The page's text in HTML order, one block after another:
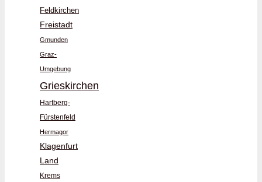
Feldkirchen
Freistadt
Gmunden
Graz-
Umgebung
Grieskirchen
Hartberg-
Fürstenfeld
Hermagor
Klagenfurt
Land
Krems